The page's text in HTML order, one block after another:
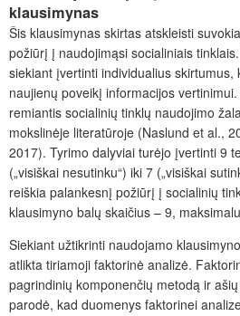
klausimynas
Šis klausimynas skirtas atskleisti
požiūrį į naudojimąsi socialiniais
siekiant įvertinti individualius skirtumus,
naujienų poveikį informacijos
remiantis socialinių tinklų naudojimo
mokslinėje literatūroje (Naslund et al.,
2017). Tyrimo dalyviai turėjo įvertinti 9
(„visiškai nesutinku“) iki 7 („visiškai
reiškia palankesnį požiūrį į socialinių
klausimyno balų skaičius – 9,
Siekiant užtikrinti naudojamo
atlikta tiriamoji faktorinė analizė.
pagrindinių komponenčių metodą ir
parodė, kad duomenys faktorinei